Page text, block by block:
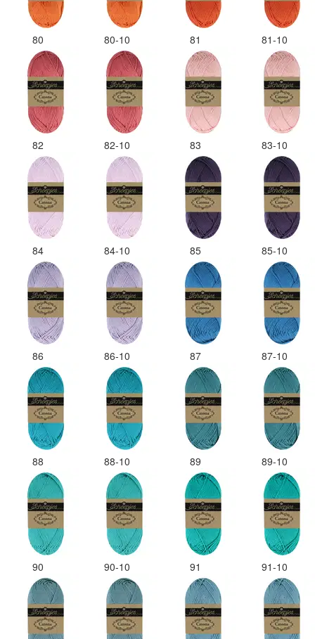
80 80-10 81 81-10
82 82-10 83 83-10
84 84-10 85 85-10
86 86-10 87 87-10
88 88-10 89 89-10
90 90-10 91 91-10